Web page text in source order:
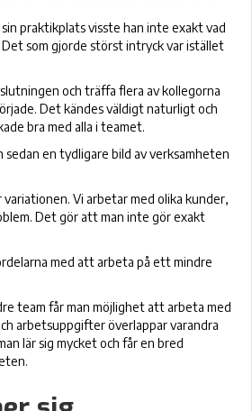
praktikplats visste han inte exakt vad
som gjorde störst intryck var istället
och träffa flera av kollegorna
Det kändes väldigt naturligt och
bra med alla i teamet.
en tydligare bild av verksamheten
variationen. Vi arbetar med olika kunder,
Det gör att man inte gör exakt
med att arbeta på ett mindre
team får man möjlighet att arbeta med
arbetsuppgifter överlappar varandra
lär sig mycket och får en bred